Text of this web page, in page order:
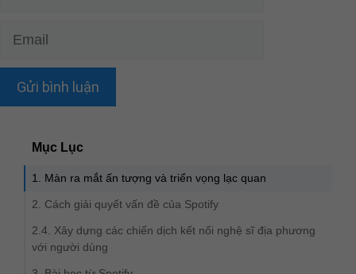
Mục Lục
1. Màn ra mắt ấn tượng và triển vọng lạc quan
2. Cách giải quyết vấn đề của Spotify
2.4. Xây dựng các chiến dịch kết nối nghệ sĩ địa phương
với người dùng